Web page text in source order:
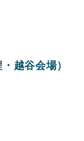
越谷会場）